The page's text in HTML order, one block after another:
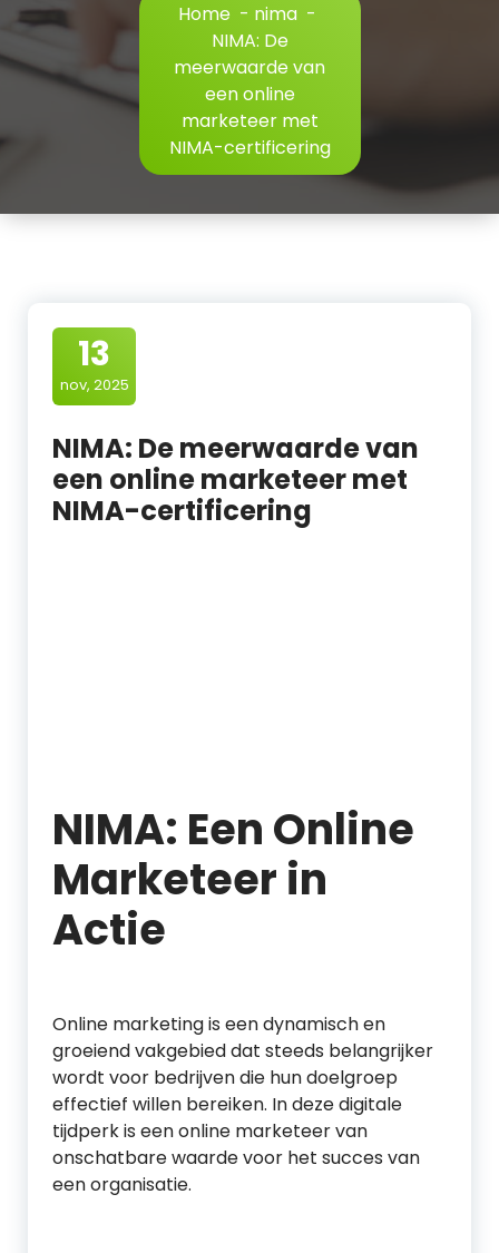
Home - nima -
NIMA: De
meerwaarde van
een online
marketeer met
NIMA-certificering
13
nov, 2025
NIMA: De meerwaarde van
een online marketeer met
NIMA-certificering
NIMA: Een Online
Marketeer in
Actie
Online marketing is een dynamisch en
groeiend vakgebied dat steeds belangrijker
wordt voor bedrijven die hun doelgroep
effectief willen bereiken. In deze digitale
tijdperk is een online marketeer van
onschatbare waarde voor het succes van
een organisatie.